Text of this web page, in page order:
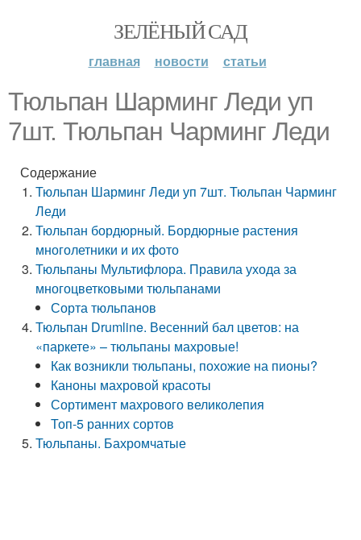
ЗЕЛЁНЫЙ САД
главная новости статьи
Тюльпан Шарминг Леди уп
7шт. Тюльпан Чарминг Леди
Содержание
Тюльпан Шарминг Леди уп 7шт. Тюльпан Чарминг
Леди
Тюльпан бордюрный. Бордюрные растения
многолетники и их фото
Тюльпаны Мультифлора. Правила ухода за
многоцветковыми тюльпанами
Сорта тюльпанов
Тюльпан Drumline. Весенний бал цветов: на
«паркете» – тюльпаны махровые!
Как возникли тюльпаны, похожие на пионы?
Каноны махровой красоты
Сортимент махрового великолепия
Топ-5 ранних сортов
Тюльпаны. Бахромчатые